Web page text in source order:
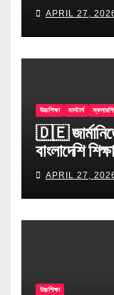
APRIL 27,
উচ্চশিক্ষা মাস্টার্স
🇩🇪
বাংলাদেশি
টিপস
APRIL 27,
উচ্চশিক্ষা